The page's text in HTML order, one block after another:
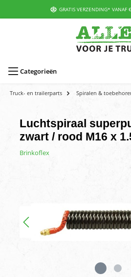
GRATIS VERZENDING* VANAF
Categorieën
Truck- en trailerparts Spiralen &
Luchtspiraal
zwart / rood M16 x
Brinkoflex